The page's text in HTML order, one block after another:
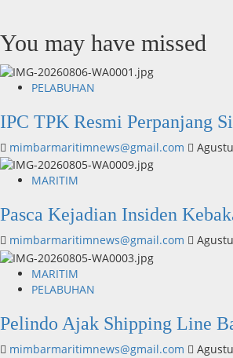
You may have missed
PELABUHAN
IPC TPK Resmi Perpanjang
mimbarmaritimnews@gmail.com
MARITIM
Pasca Kejadian Insiden
mimbarmaritimnews@gmail.com
MARITIM
PELABUHAN
Pelindo Ajak Shipping Line
mimbarmaritimnews@gmail.com